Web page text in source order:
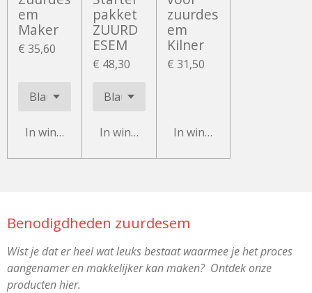
em
Maker
€ 35,60
In winkelwagen
pakket
ZUURD
ESEM
€ 48,30
In winkelwagen
zuurdes
em
Kilner
€ 31,50
In winkelwagen
Benodigdheden zuurdesem
Wist je dat er heel wat leuks bestaat waarmee je het proces
aangenamer en makkelijker kan maken? Ontdek onze
producten hier.